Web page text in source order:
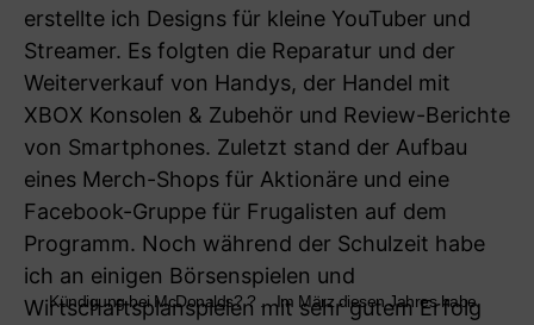
erstellte ich Designs für kleine YouTuber und
Streamer. Es folgten die Reparatur und der
Weiterverkauf von Handys, der Handel mit
XBOX Konsolen & Zubehör und Review-Berichte
von Smartphones. Zuletzt stand der Aufbau
eines Merch-Shops für Aktionäre und eine
Facebook-Gruppe für Frugalisten auf dem
Programm. Noch während der Schulzeit habe
ich an einigen Börsenspielen und
Wirtschaftsplanspielen mit sehr gutem Erfolg
Kündigung bei McDonalds? ? . . Im März diesen Jahres habe